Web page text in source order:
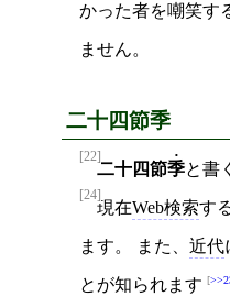
かった者を嘲笑す
ません。
二十四節季
[22]
二十四節季と書
[24]
現在Web検索す
ます。 また、 近代
とが知られます